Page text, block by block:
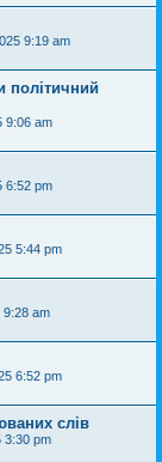
9:19 am
політичний
9:06 am
6:52 pm
5:44 pm
9:28 am
6:52 pm
слів
3:30 pm